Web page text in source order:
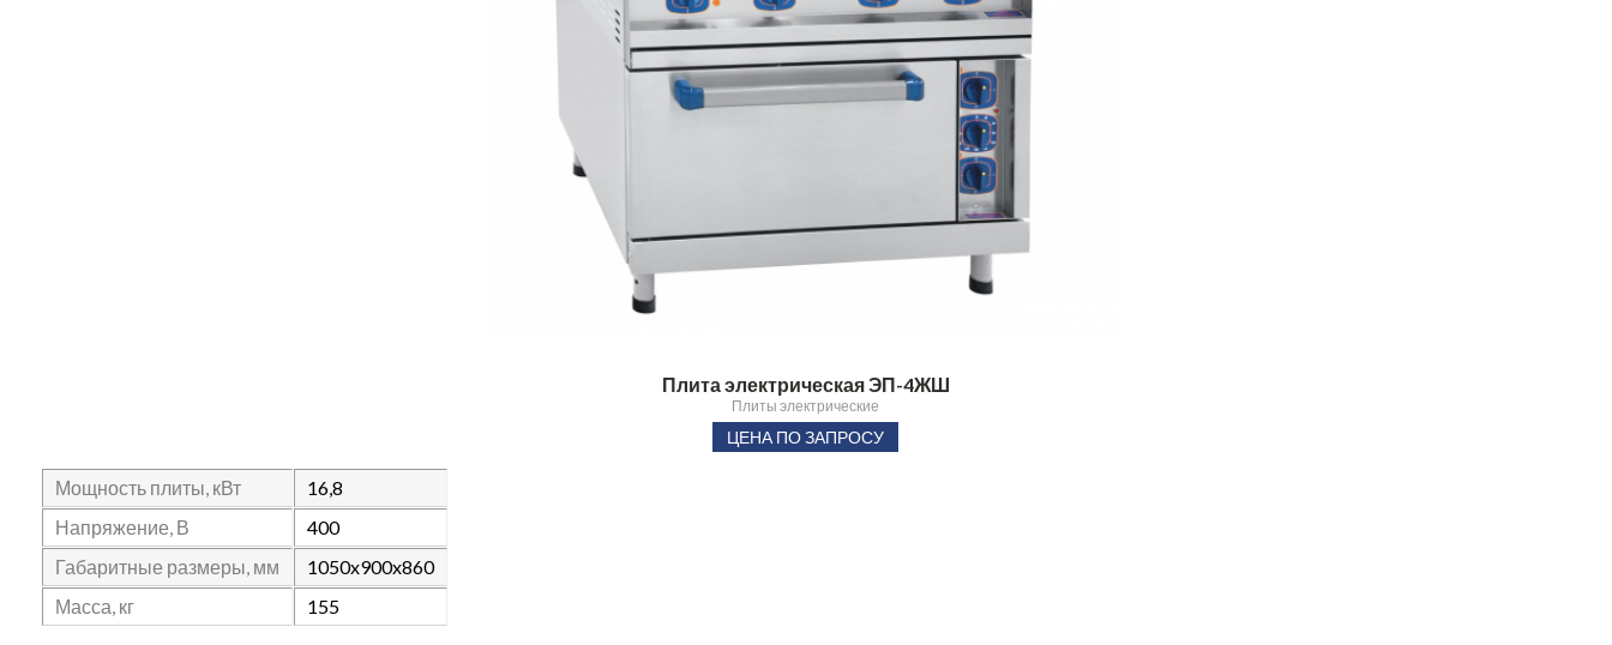
Плита электрическая ЭП-4ЖШ
Плиты электрические
ЦЕНА ПО ЗАПРОСУ
Мощность плиты, кВт
16,8
Напряжение, В
400
Габаритные размеры, мм
1050x900x860
Масса, кг
155